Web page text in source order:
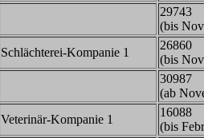
29743
(bis
Schlächterei-Kompanie 1
26860
(bis
30987
(ab
Veterinär-Kompanie 1
16088
(bis